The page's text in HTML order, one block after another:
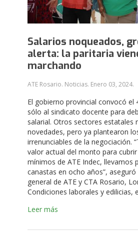
Salarios noqueados,
alerta: la paritaria
marchando
ATE Rosario. Noticias. Enero 03, 2024.
El gobierno provincial convocó el
sólo al sindicato docente para
salarial. Otros sectores estatales
novedades, pero ya plantearon
irrenunciables de la negociación.
valor actual del monto para
mínimos de ATE Indec, llevamos
canastas en ocho años”,
general de ATE y CTA Rosario,
Condiciones laborales y edilicias,
Leer más